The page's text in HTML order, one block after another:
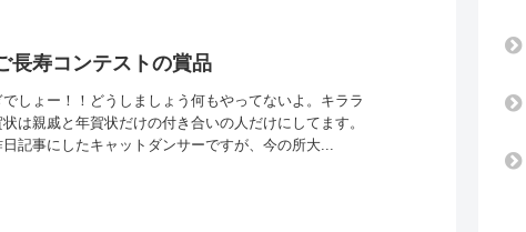
長寿コンテストの賞品
しょー！！どうしましょう何もやってないよ。キララ
は親戚と年賀状だけの付き合いの人だけにしてます。
記事にしたキャットダンサーですが、今の所大...